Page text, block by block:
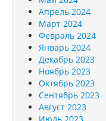
Апрель 2024
Март 2024
Февраль 2024
Январь 2024
Декабрь 2023
Ноябрь 2023
Октябрь 2023
Сентябрь 2023
Август 2023